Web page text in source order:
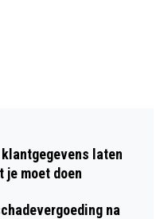
laten
je moet doen
na